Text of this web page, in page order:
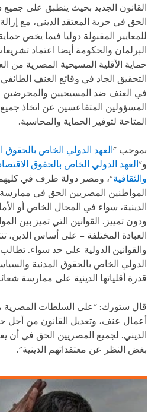
القانون الجديد بحيث ينطبق على جميع
الحق في حرية المعتقد الديني، مع إزالة
للمعايير المقبولة دوليا فيما يخص
البرلمان والحكومة أيضا اعتماد
حماية الأقلية المسيحية المصرية من
التحقيق الجاد في وقائع العنف
في العنف ضد المسيحيين والمحرضين
المسؤولين المتقاعسين عن اتخاذ
المتاحة لتوفير الحماية والمحاسبة.
بموجب " العهد الدولي الخاص بالحقوق
و" العهد الدولي الخاص بالحقوق
والثقافية"، ومصر دولة طرف في
المواطنين المصريين الحق في
الدينية، سواء في المجال الخاص أو
ودون تمييز. القوانين التي تميز بين
العبادة المختلفة – على أساس الدين،
الدولي الخاص بالحقوق المدنية
قدرة أقلياتها الدينية على ممارسة
قال ستورك: "على السلطات المصرية
أعمال عنف، وتعديل القانون من أجل
الديني. لجميع المصريين الحق في أن
بغض النظر عن معتقداتهم الدينية".